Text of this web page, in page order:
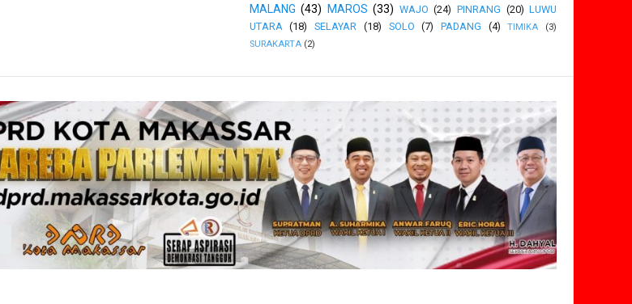
MALANG (43) MAROS (33) WAJO (24) PINRANG (20) LUWU
UTARA (18) SELAYAR (18) SOLO (7) PADANG (4) TIMIKA
(3)
SURAKARTA (2)